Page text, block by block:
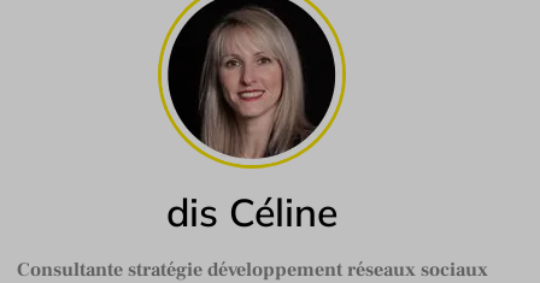
dis Céline
Consultante stratégie développement réseaux sociaux